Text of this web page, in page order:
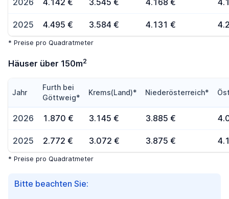
Bitte beachten Sie:
2026 4.142 € 3.545 € 4.168 €
2025 4.495 € 3.584 € 4.131 €
* Preise pro Quadratmeter
Häuser über 150m2
Jahr
Furth bei
Göttweig*
Krems(Land)* Niederösterreich*
2026 1.870 € 3.145 € 3.885 €
2025 2.772 € 3.072 € 3.875 €
* Preise pro Quadratmeter